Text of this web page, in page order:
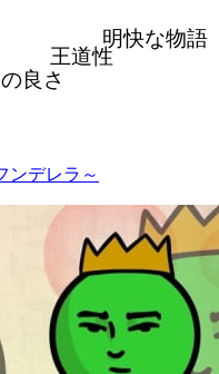
明快な物語
王道性
良さ
ンデレラ～